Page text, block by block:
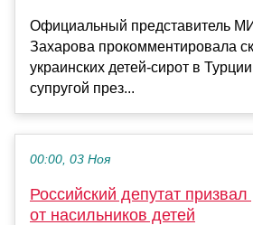
Официальный представитель
Захарова прокомментировала
украинских детей-сирот в
супругой през...
00:00, 03 Ноя
Российский депутат
от насильников детей